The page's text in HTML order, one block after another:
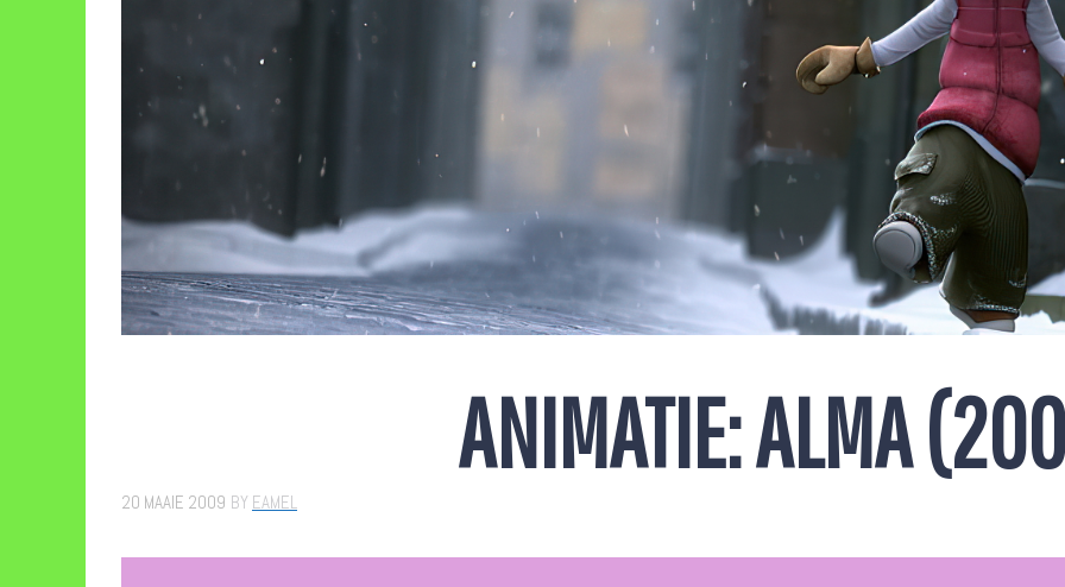
ANIMATIE: ALMA
20 MAAIE 2009 BY EAMEL